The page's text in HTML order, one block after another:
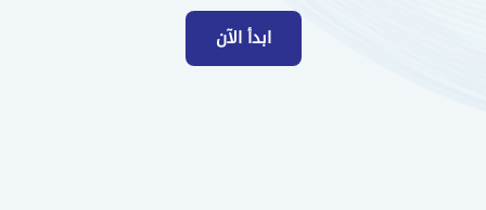
ابدأ الآن